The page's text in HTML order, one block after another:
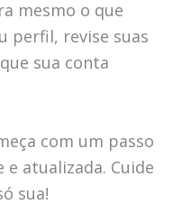
mesmo o que
perfil, revise suas
sua conta
com um passo
atualizada. Cuide
sua!